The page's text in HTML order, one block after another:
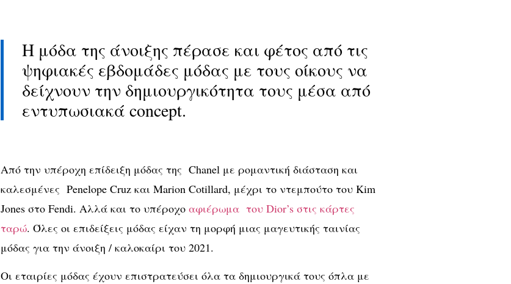
H μόδα της άνοιξης πέρασε και φέτος από τις
ψηφιακές εβδομάδες μόδας με τους οίκους να
δείχνουν την δημιουργικότητα τους μέσα από
εντυπωσιακά concept.
Από την υπέροχη επίδειξη μόδας της Chanel με ρομαντική διάσταση και
καλεσμένες Penelope Cruz και Marion Cotillard, μέχρι το ντεμπούτο του Kim
Jones στο Fendi. Αλλά και το υπέροχο αφιέρωμα του Dior’s στις κάρτες
ταρώ. Όλες οι επιδείξεις μόδας είχαν τη μορφή μιας μαγευτικής ταινίας
μόδας για την άνοιξη / καλοκαίρι του 2021.
Οι εταιρίες μόδας έχουν επιστρατεύσει όλα τα δημιουργικά τους όπλα με